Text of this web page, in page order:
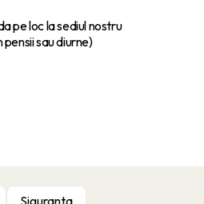
pe loc la sediul nostru
sau diurne)
Siguranta